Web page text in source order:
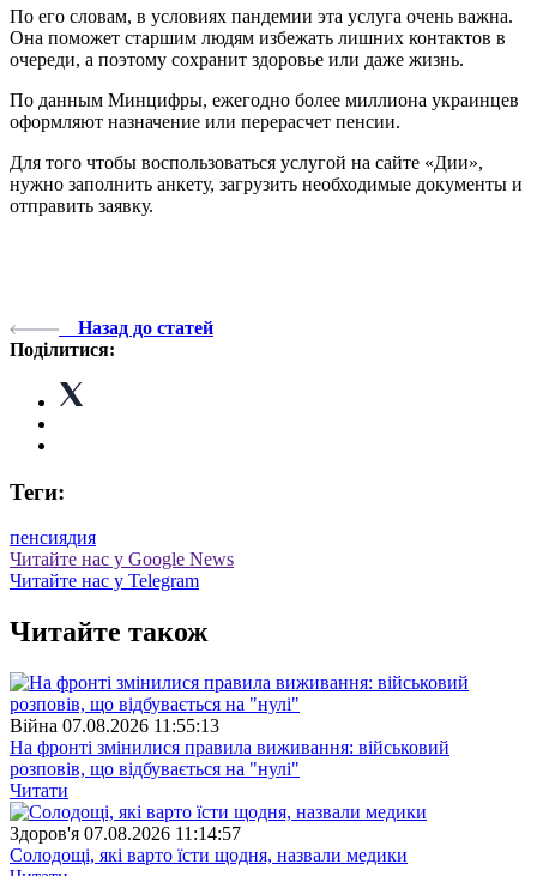
По его словам, в условиях пандемии эта услуга очень важна.
Она поможет старшим людям избежать лишних контактов в
очереди, а поэтому сохранит здоровье или даже жизнь.
По данным Минцифры, ежегодно более миллиона украинцев
оформляют назначение или перерасчет пенсии.
Для того чтобы воспользоваться услугой на сайте «Дии»,
нужно заполнить анкету, загрузить необходимые документы и
отправить заявку.
Назад до статей
Поділитися:
Теги:
пенсиядия
Читайте нас у Google News
Читайте нас у Telegram
Читайте також
Війна 07.08.2026 11:55:13
На фронті змінилися правила виживання: військовий
розповів, що відбувається на "нулі"
Читати
Здоров'я 07.08.2026 11:14:57
Солодощі, які варто їсти щодня, назвали медики